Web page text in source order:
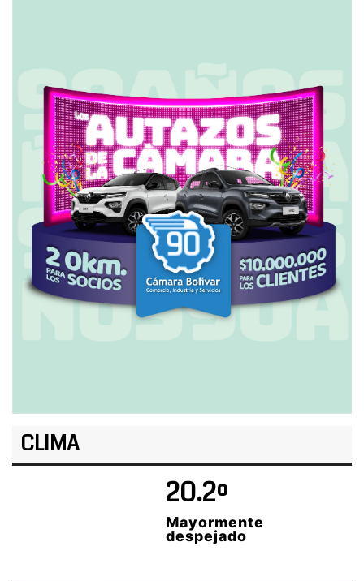
CLIMA
20.2º
Mayormente
despejado